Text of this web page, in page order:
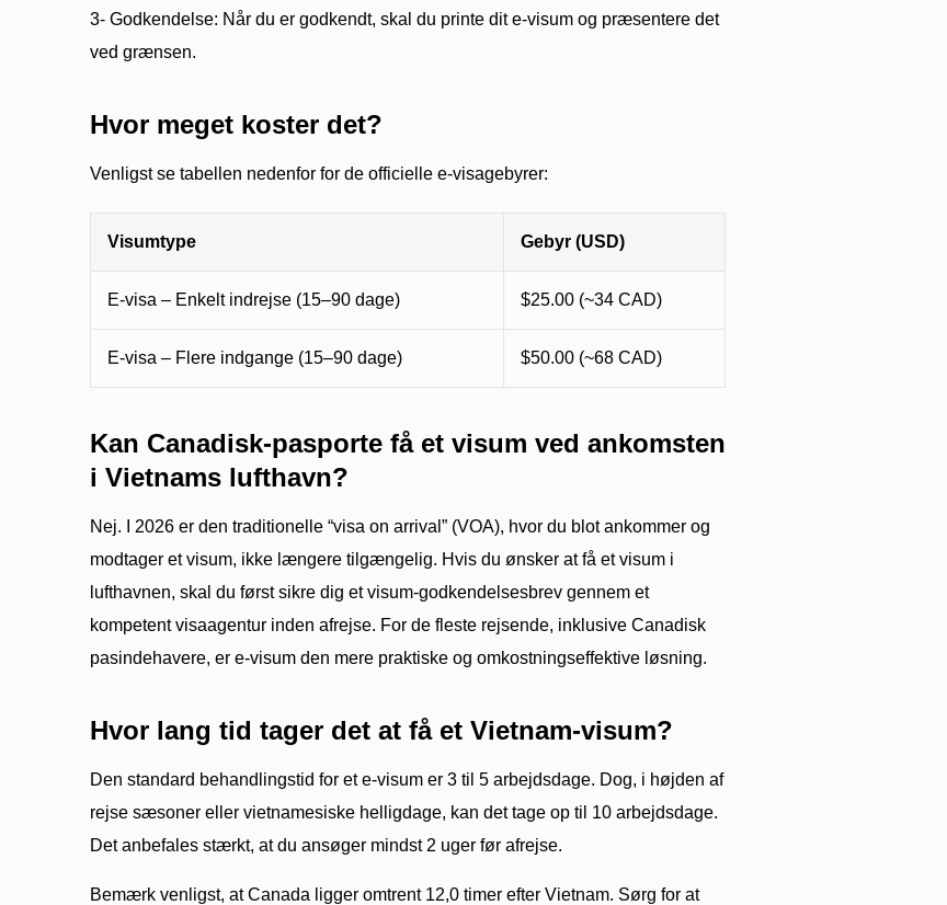
3- Godkendelse: Når du er godkendt, skal du printe dit e-visum og præsentere det
ved grænsen.
Hvor meget koster det?
Venligst se tabellen nedenfor for de officielle e-visagebyrer:
Visumtype Gebyr (USD)
E-visa – Enkelt indrejse (15–90 dage) $25.00 (~34 CAD)
E-visa – Flere indgange (15–90 dage) $50.00 (~68 CAD)
Kan Canadisk-pasporte få et visum ved ankomsten
i Vietnams lufthavn?
Nej. I 2026 er den traditionelle “visa on arrival” (VOA), hvor du blot ankommer og
modtager et visum, ikke længere tilgængelig. Hvis du ønsker at få et visum i
lufthavnen, skal du først sikre dig et visum-godkendelsesbrev gennem et
kompetent visaagentur inden afrejse. For de fleste rejsende, inklusive Canadisk
pasindehavere, er e-visum den mere praktiske og omkostningseffektive løsning.
Hvor lang tid tager det at få et Vietnam-visum?
Den standard behandlingstid for et e-visum er 3 til 5 arbejdsdage. Dog, i højden af
rejse sæsoner eller vietnamesiske helligdage, kan det tage op til 10 arbejdsdage.
Det anbefales stærkt, at du ansøger mindst 2 uger før afrejse.
Bemærk venligst, at Canada ligger omtrent 12,0 timer efter Vietnam. Sørg for at